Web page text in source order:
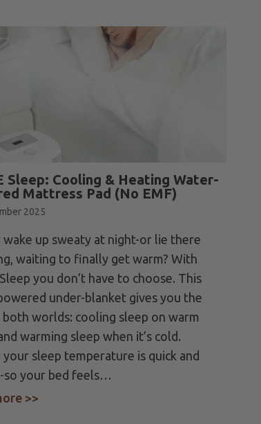
Sleep: Cooling & Heating Water-
Mattress Pad (No EMF)
2025
wake up sweaty at night-or lie there
waiting to finally get warm? With
you don’t have to choose. This
under-blanket gives you the
both worlds: cooling sleep on warm
warming sleep when it’s cold.
sleep temperature is quick and
so your bed feels…
>>